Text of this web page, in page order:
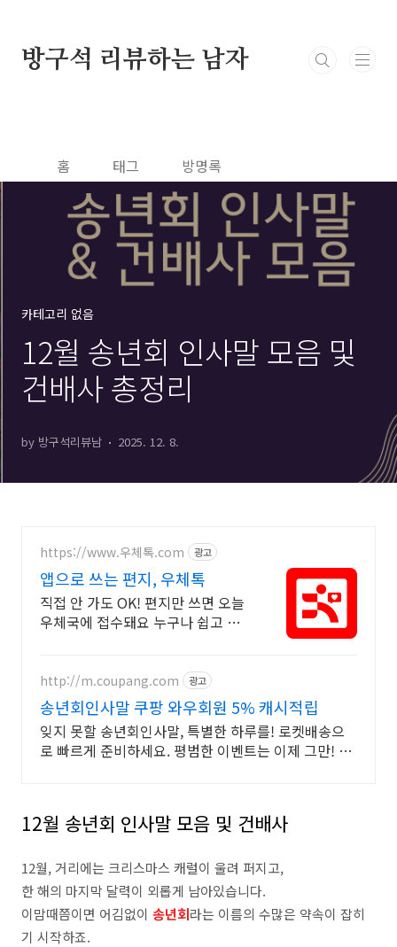
방구석 리뷰하는 남자
홈 태그 방명록
카테고리 없음
12월 송년회 인사말 모음 및
건배사 총정리
by 방구석리뷰남 2025. 12. 8.
https://www.우체톡.com 광고
앱으로 쓰는 편지, 우체톡
직접 안 가도 OK! 편지만 쓰면 오늘
우체국에 접수돼요 누구나 쉽고 간
http://m.coupang.com 광고
송년회인사말 쿠팡 와우회원 5% 캐시적립
잊지 못할 송년회인사말, 특별한 하루를! 로켓배송으
로 빠르게 준비하세요. 평범한 이벤트는 이제 그만! 와
12월 송년회 인사말 모음 및 건배사
12월, 거리에는 크리스마스 캐럴이 울려 퍼지고,
한 해의 마지막 달력이 외롭게 남아있습니다.
​이맘때쯤이면 어김없이 송년회라는 이름의 수많은 약속이 잡히
기 시작하죠.